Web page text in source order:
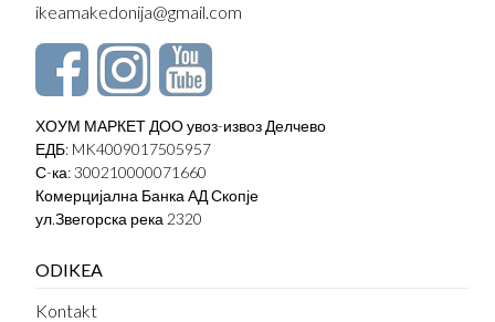
ikeamakedonija@gmail.com
ХОУМ МАРКЕТ ДОО увоз-извоз Делчево
ЕДБ: MK4009017505957
С-ка: 300210000071660
Комерцијална Банка АД Скопје
ул.Звегорска река 2320
ODIKEA
Kontakt